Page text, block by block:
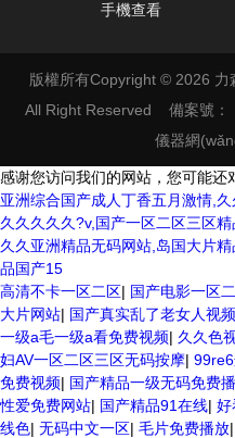
手機查看
版權所有Copyright © 2026 力
All Right Reserved 備案號：
儀器網
感谢您访问我们的网站，您可能还
亚洲综合国产成人丁香五月激情,
久久久久久?v,国产一区二区三区
久久亚洲精品无码网站,岛国大片
品国产15
高清不卡一区二区| 国产电影一区
大片网站| 国产真实乱了老女人视频
一级a毛一级a看免费视频| 久久色
妇AV一区二区三区无码按摩|
免费视频| 国产精品一级无码免费
性爱免费网站| 国产精品91在线| 好
线色| 无码中文一区| 毛片免费播放|